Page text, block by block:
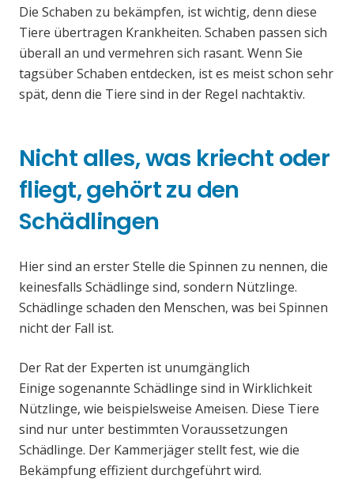
Die Schaben zu bekämpfen, ist wichtig, denn diese
Tiere übertragen Krankheiten. Schaben passen sich
überall an und vermehren sich rasant. Wenn Sie
tagsüber Schaben entdecken, ist es meist schon sehr
spät, denn die Tiere sind in der Regel nachtaktiv.
Nicht alles, was kriecht oder
fliegt, gehört zu den
Schädlingen
Hier sind an erster Stelle die Spinnen zu nennen, die
keinesfalls Schädlinge sind, sondern Nützlinge.
Schädlinge schaden den Menschen, was bei Spinnen
nicht der Fall ist.
Der Rat der Experten ist unumgänglich
Einige sogenannte Schädlinge sind in Wirklichkeit
Nützlinge, wie beispielsweise Ameisen. Diese Tiere
sind nur unter bestimmten Voraussetzungen
Schädlinge. Der Kammerjäger stellt fest, wie die
Bekämpfung effizient durchgeführt wird.